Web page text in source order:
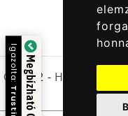
© 2022 - Halcatraz Kft.
Megbízható Oldal
Igazolta: